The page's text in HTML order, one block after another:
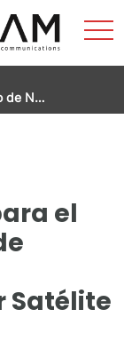
de N…
el
Satélite